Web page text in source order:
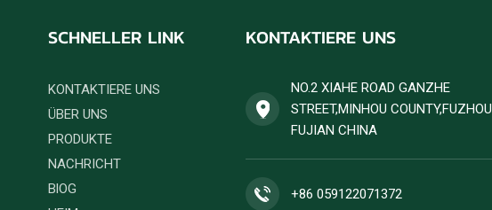
SCHNELLER LINK
KONTAKTIERE UNS
ÜBER UNS
PRODUKTE
NACHRICHT
BlOG
KONTAKTIERE UNS
NO.2 XIAHE ROAD GANZHE
STREET,MINHOU COUNTY,FUZHOU
FUJIAN CHINA
+86 059122071372